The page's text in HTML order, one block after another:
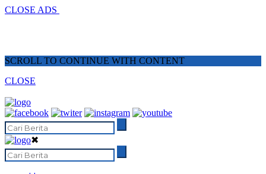
CLOSE ADS
SCROLL TO CONTINUE WITH CONTENT
CLOSE
✖